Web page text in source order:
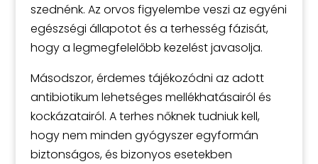
szednénk. Az orvos figyelembe veszi az egyéni
egészségi állapotot és a terhesség fázisát,
hogy a legmegfelelőbb kezelést javasolja.
Másodszor, érdemes tájékozódni az adott
antibiotikum lehetséges mellékhatásairól és
kockázatairól. A terhes nőknek tudniuk kell,
hogy nem minden gyógyszer egyformán
biztonságos, és bizonyos esetekben